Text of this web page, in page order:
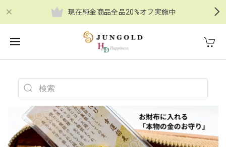
現在純金商品全品20%オフ実施中